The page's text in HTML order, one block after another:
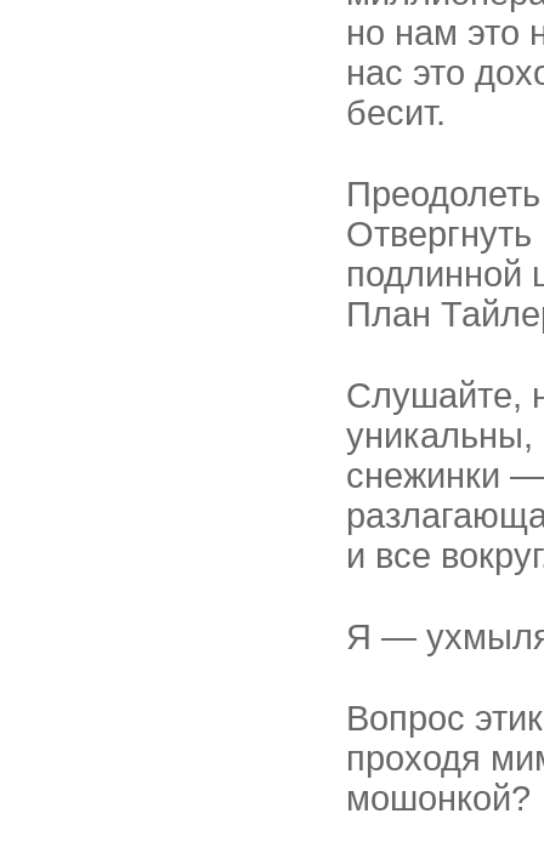
но нам это
нас это
бесит.
подлинной
План
Слушайте,
уникальны,
снежинки
и все
Я —
Вопрос
проходя
мошонкой?